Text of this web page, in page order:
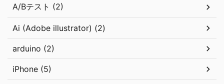
A/Bテスト (2)
Ai (Adobe illustrator) (2)
arduino (2)
iPhone (5)